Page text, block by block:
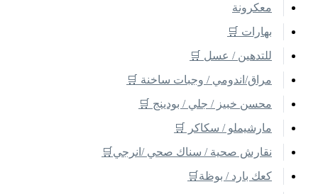
معكرونة
بهارات 🛒
للتدهين / عسل 🛒
مراق/اندومي / وجبات ساخنة 🛒
محسن خبيز / جلي / بودينج 🛒
مارشيملو / سكاكر 🛒
نقارش صحية / سناك صحي /انرجي🛒
كعك بارد / بوظة🛒